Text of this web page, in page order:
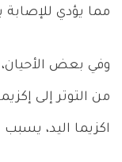
مما يؤدي
وفي بعض
من التوتر إلى
اكزيما اليد، يسبب